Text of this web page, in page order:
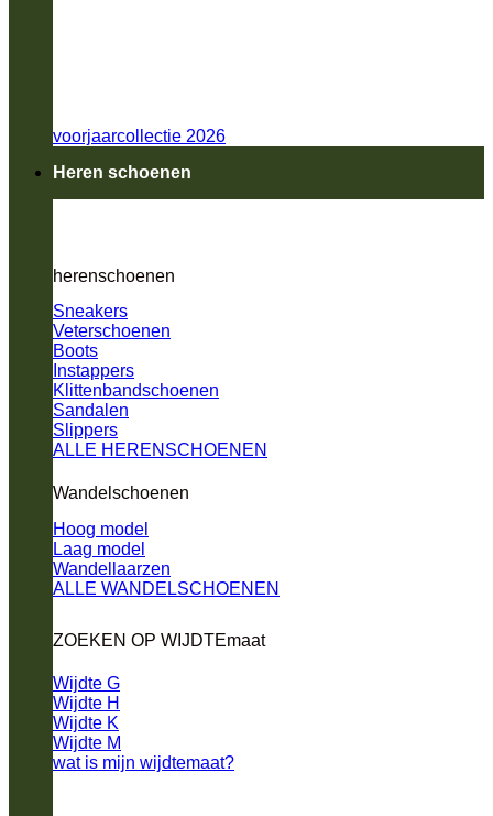
voorjaarcollectie 2026
Heren schoenen
herenschoenen
Sneakers
Veterschoenen
Boots
Instappers
Klittenbandschoenen
Sandalen
Slippers
ALLE HERENSCHOENEN
Wandelschoenen
Hoog model
Laag model
Wandellaarzen
ALLE WANDELSCHOENEN
ZOEKEN OP WIJDTEmaat
Wijdte G
Wijdte H
Wijdte K
Wijdte M
wat is mijn wijdtemaat?